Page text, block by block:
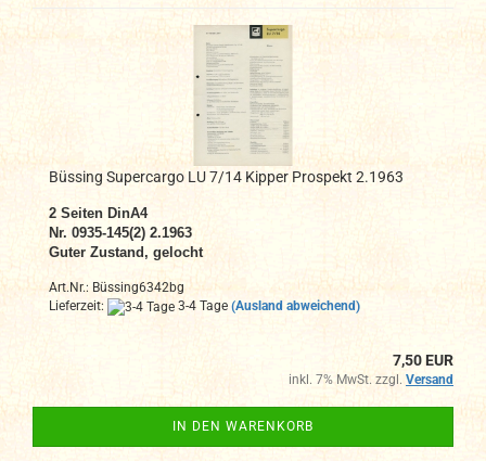
Büssing Supercargo LU 7/14 Kipper Prospekt 2.1963
2 Seiten DinA4
Nr. 0935-145(2) 2.1963
Guter Zustand, gelocht
Art.Nr.: Büssing6342bg
Lieferzeit:
3-4 Tage (Ausland abweichend)
7,50 EUR
inkl. 7% MwSt. zzgl. Versand
IN DEN WARENKORB